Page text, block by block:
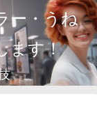
ー・うね
ます！